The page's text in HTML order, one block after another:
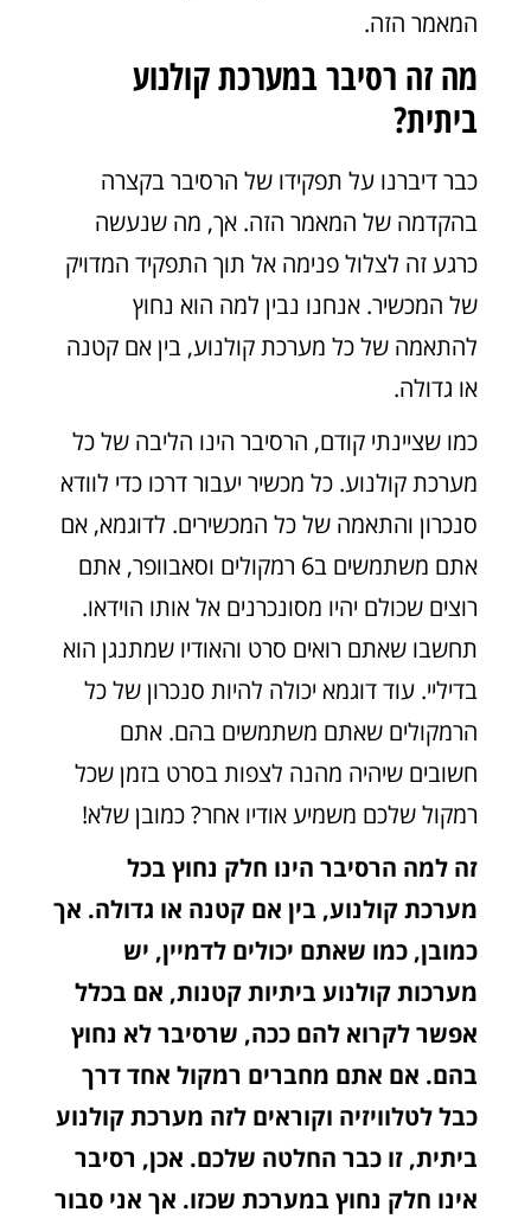
המאמר הזה.
מה זה רסיבר במערכת קולנוע
ביתית?
כבר דיברנו על תפקידו של הרסיבר בקצרה
בהקדמה של המאמר הזה. אך, מה שנעשה
כרגע זה לצלול פנימה אל תוך התפקיד המדויק
של המכשיר. אנחנו נבין למה הוא נחוץ
להתאמה של כל מערכת קולנוע, בין אם קטנה
או גדולה.
כמו שציינתי קודם, הרסיבר הינו הליבה של כל
מערכת קולנוע. כל מכשיר יעבור דרכו כדי לוודא
סנכרון והתאמה של כל המכשירים. לדוגמא, אם
אתם משתמשים ב6 רמקולים וסאבוופר, אתם
רוצים שכולם יהיו מסונכרנים אל אותו הוידאו.
תחשבו שאתם רואים סרט והאודיו שמתנגן הוא
בדיליי. עוד דוגמא יכולה להיות סנכרון של כל
הרמקולים שאתם משתמשים בהם. אתם
חשובים שיהיה מהנה לצפות בסרט בזמן שכל
רמקול שלכם משמיע אודיו אחר? כמובן שלא!
זה למה הרסיבר הינו חלק נחוץ בכל
מערכת קולנוע, בין אם קטנה או גדולה. אך
כמובן, כמו שאתם יכולים לדמיין, יש
מערכות קולנוע ביתיות קטנות, אם בכלל
אפשר לקרוא להם ככה, שרסיבר לא נחוץ
בהם. אם אתם מחברים רמקול אחד דרך
כבל לטלוויזיה וקוראים לזה מערכת קולנוע
ביתית, זו כבר החלטה שלכם. אכן, רסיבר
אינו חלק נחוץ במערכת שכזו. אך אני סבור